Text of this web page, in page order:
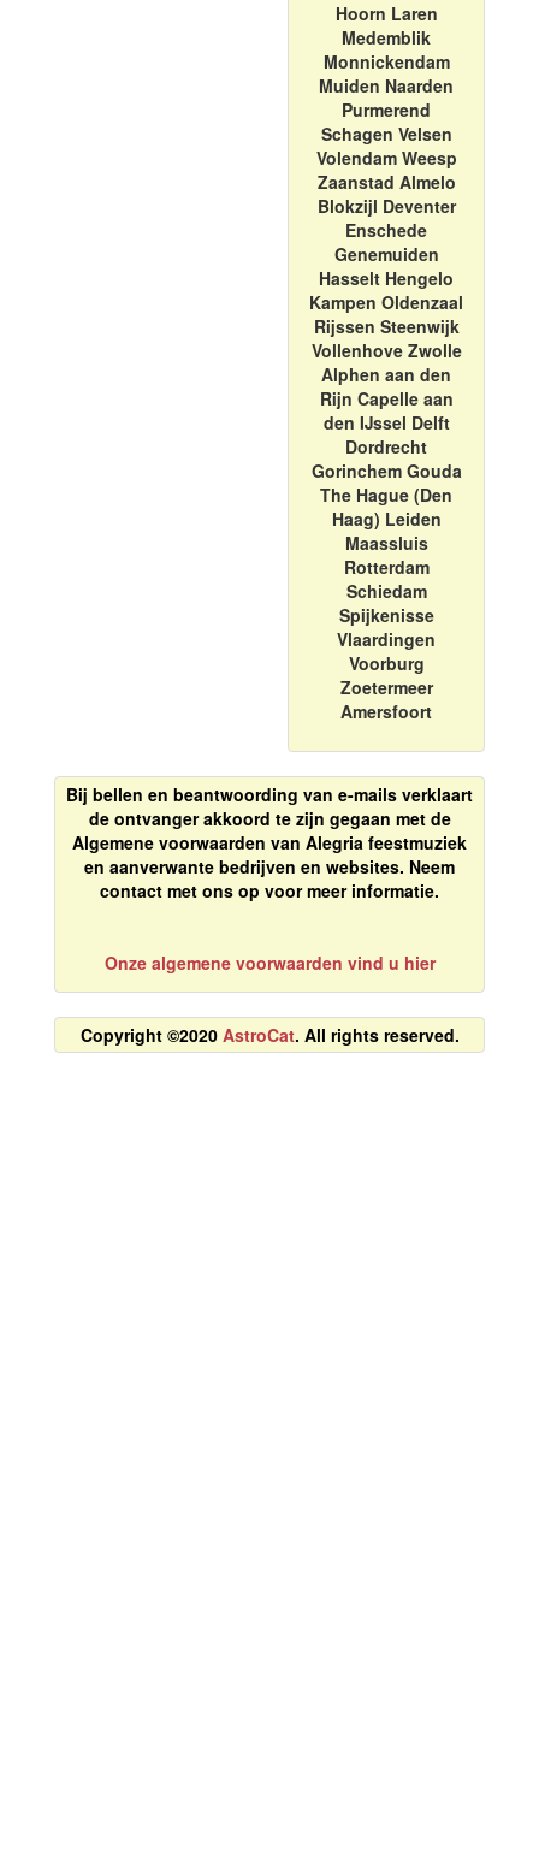
Hoorn Laren
Medemblik
Monnickendam
Muiden Naarden
Purmerend
Schagen Velsen
Volendam Weesp
Zaanstad Almelo
Blokzijl Deventer
Enschede
Genemuiden
Hasselt Hengelo
Kampen Oldenzaal
Rijssen Steenwijk
Vollenhove Zwolle
Alphen aan den
Rijn Capelle aan
den IJssel Delft
Dordrecht
Gorinchem Gouda
The Hague (Den
Haag) Leiden
Maassluis
Rotterdam
Schiedam
Spijkenisse
Vlaardingen
Voorburg
Zoetermeer
Amersfoort
Bij bellen en beantwoording van e-mails verklaart
de ontvanger akkoord te zijn gegaan met de
Algemene voorwaarden van Alegria feestmuziek
en aanverwante bedrijven en websites. Neem
contact met ons op voor meer informatie.
Onze algemene voorwaarden vind u hier
Copyright ©2020 AstroCat. All rights reserved.